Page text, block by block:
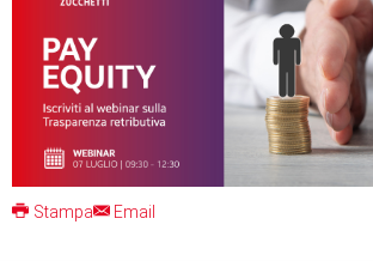
Stampa Email